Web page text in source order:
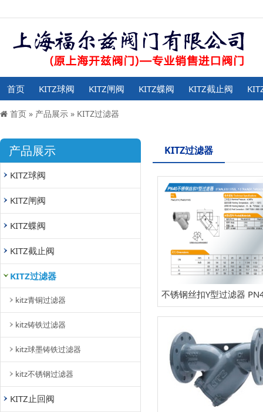
首页 KITZ球阀 KITZ闸阀 KITZ蝶阀 KITZ截止阀
首页 » 产品展示 » KITZ过滤器
产品展示
KITZ球阀
KITZ闸阀
KITZ蝶阀
KITZ截止阀
KITZ过滤器
kitz青铜过滤器
kitz铸铁过滤器
kitz球墨铸铁过滤器
kitz不锈钢过滤器
KITZ止回阀
KITZ过滤器
不锈钢丝扣Y型过滤器
YG